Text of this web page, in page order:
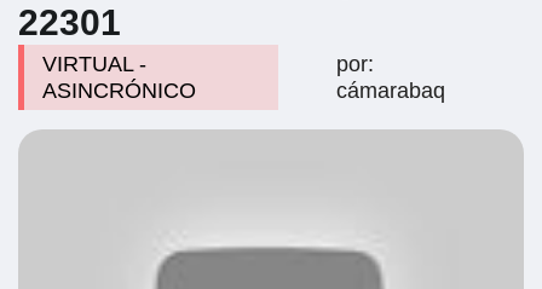
22301
VIRTUAL -
ASINCRÓNICO
por:
cámarabaq